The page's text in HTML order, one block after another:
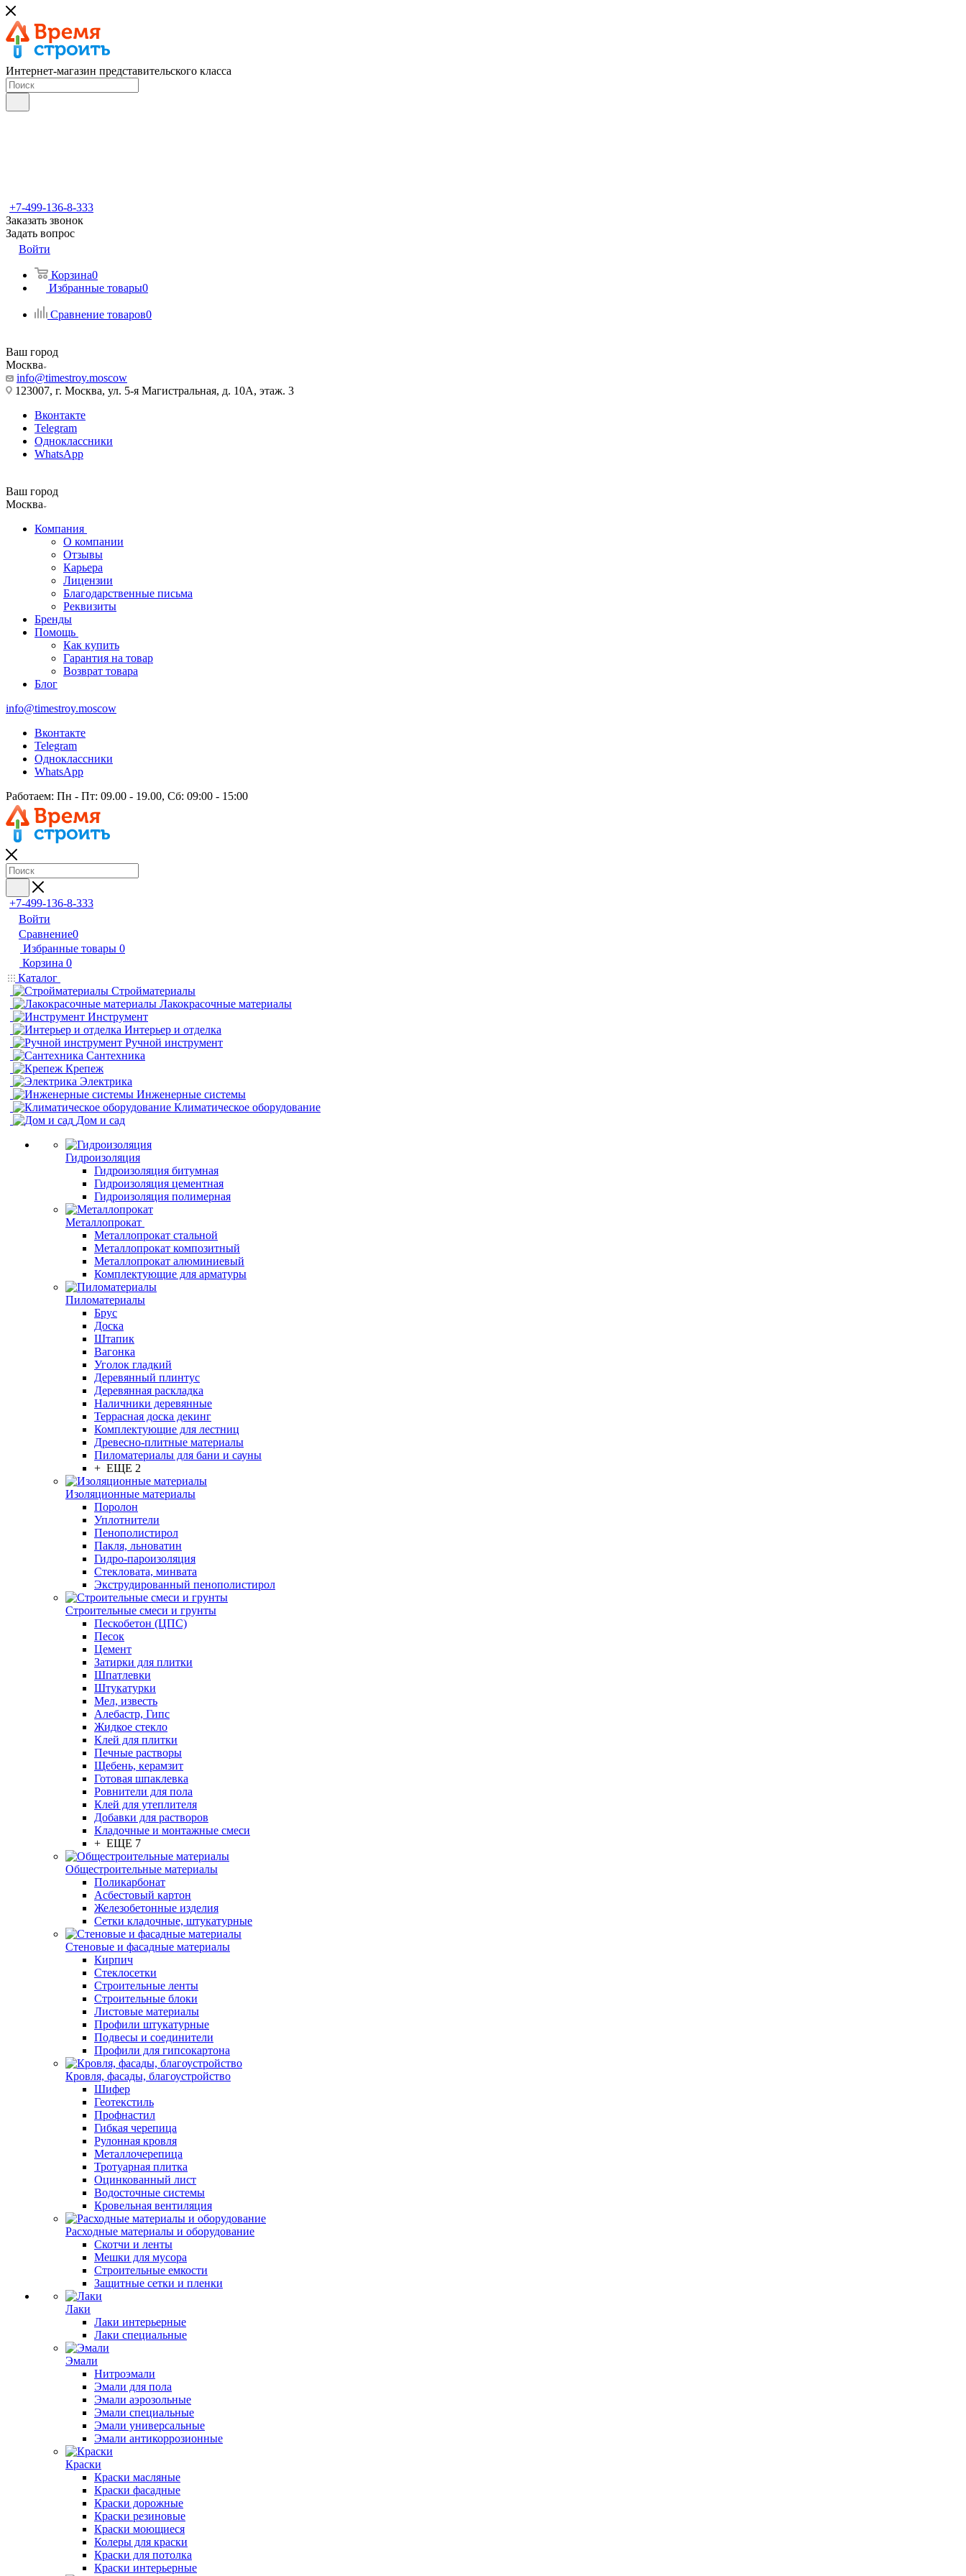
Интернет-магазин представительского класса
+7-499-136-8-333
Заказать звонок
Задать вопрос
Войти
Корзина0
Избранные товары0
Сравнение товаров0
Ваш город
Москва
info@timestroy.moscow
123007, г. Москва, ул. 5-я Магистральная, д. 10А, этаж. 3
Вконтакте
Telegram
Одноклассники
WhatsApp
Ваш город
Москва
Компания
О компании
Отзывы
Карьера
Лицензии
Благодарственные письма
Реквизиты
Бренды
Помощь
Как купить
Гарантия на товар
Возврат товара
Блог
info@timestroy.moscow
Вконтакте
Telegram
Одноклассники
WhatsApp
Работаем: Пн - Пт: 09.00 - 19.00, Сб: 09:00 - 15:00
+7-499-136-8-333
Войти
Сравнение0
Избранные товары 0
Корзина 0
Каталог
Стройматериалы
Лакокрасочные материалы
Инструмент
Интерьер и отделка
Ручной инструмент
Сантехника
Крепеж
Электрика
Инженерные системы
Климатическое оборудование
Дом и сад
Гидроизоляция
Гидроизоляция битумная
Гидроизоляция цементная
Гидроизоляция полимерная
Металлопрокат
Металлопрокат стальной
Металлопрокат композитный
Металлопрокат алюминиевый
Комплектующие для арматуры
Пиломатериалы
Брус
Доска
Штапик
Вагонка
Уголок гладкий
Деревянный плинтус
Деревянная раскладка
Наличники деревянные
Террасная доска декинг
Комплектующие для лестниц
Древесно-плитные материалы
Пиломатериалы для бани и сауны
+ ЕЩЕ 2
Изоляционные материалы
Поролон
Уплотнители
Пенополистирол
Пакля, льноватин
Гидро-пароизоляция
Стекловата, минвата
Экструдированный пенополистирол
Строительные смеси и грунты
Пескобетон (ЦПС)
Песок
Цемент
Затирки для плитки
Шпатлевки
Штукатурки
Мел, известь
Алебастр, Гипс
Жидкое стекло
Клей для плитки
Печные растворы
Щебень, керамзит
Готовая шпаклевка
Ровнители для пола
Клей для утеплителя
Добавки для растворов
Кладочные и монтажные смеси
+ ЕЩЕ 7
Общестроительные материалы
Поликарбонат
Асбестовый картон
Железобетонные изделия
Сетки кладочные, штукатурные
Стеновые и фасадные материалы
Кирпич
Стеклосетки
Строительные ленты
Строительные блоки
Листовые материалы
Профили штукатурные
Подвесы и соединители
Профили для гипсокартона
Кровля, фасады, благоустройство
Шифер
Геотекстиль
Профнастил
Гибкая черепица
Рулонная кровля
Металлочерепица
Тротуарная плитка
Оцинкованный лист
Водосточные системы
Кровельная вентиляция
Расходные материалы и оборудование
Скотчи и ленты
Мешки для мусора
Строительные емкости
Защитные сетки и пленки
Лаки
Лаки интерьерные
Лаки специальные
Эмали
Нитроэмали
Эмали для пола
Эмали аэрозольные
Эмали специальные
Эмали универсальные
Эмали антикоррозионные
Краски
Краски масляные
Краски фасадные
Краски дорожные
Краски резиновые
Краски моющиеся
Колеры для краски
Краски для потолка
Краски интерьерные